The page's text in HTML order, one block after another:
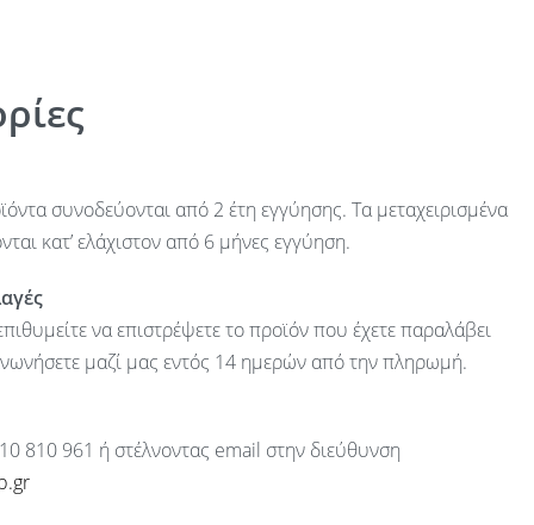
συνοδεύονται από 2 έτη εγγύησης. Τα μεταχειρισμένα
κατ’ ελάχιστον από 6 μήνες εγγύηση.
να επιστρέψετε το προϊόν που έχετε παραλάβει
μαζί μας εντός 14 ημερών από την πληρωμή.
810 961 ή στέλνοντας email στην διεύθυνση